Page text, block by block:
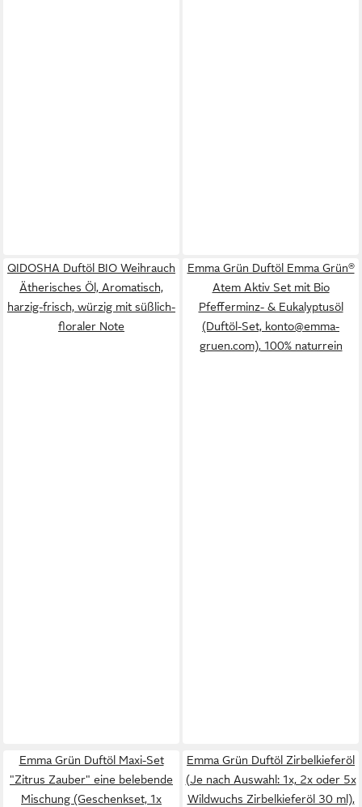
QIDOSHA Duftöl BIO Weihrauch
Ätherisches Öl, Aromatisch,
harzig-frisch, würzig mit süßlich-
floraler Note
Emma Grün Duftöl Emma Grün®
Atem Aktiv Set mit Bio
Pfefferminz- & Eukalyptusöl
(Duftöl-Set, konto@emma-
gruen.com), 100% naturrein
Emma Grün Duftöl Maxi-Set
"Zitrus Zauber" eine belebende
Mischung (Geschenkset, 1x
Emma Grün Duftöl Zirbelkieferöl
(Je nach Auswahl: 1x, 2x oder 5x
Wildwuchs Zirbelkieferöl 30 ml),